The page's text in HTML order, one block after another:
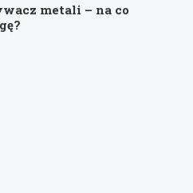
metali – na co